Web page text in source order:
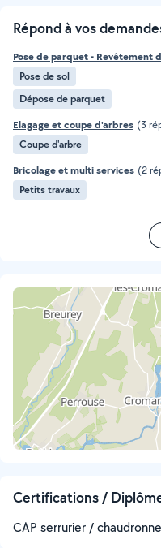
Répond à vos
Pose de parquet - Revêtement
Pose de sol
Dépose de parquet
Elagage et coupe d'arbres (3
Coupe d'arbre
Bricolage et multi services (2
Petits travaux
Certifications /
CAP serrurier /